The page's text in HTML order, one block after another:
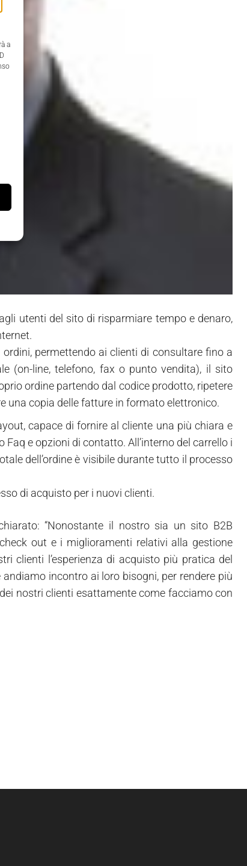
a
utenti del sito di risparmiare tempo e denaro,
permettendo ai clienti di consultare fino a
(on-line, telefono, fax o punto vendita), il sito
ordine partendo dal codice prodotto, ripetere
una copia delle fatture in formato elettronico.
capace di fornire al cliente una più chiara e
e opzioni di contatto. All’interno del carrello i
dell’ordine è visibile durante tutto il processo
di acquisto per i nuovi clienti.
“Nonostante il nostro sia un sito B2B
out e i miglioramenti relativi alla gestione
clienti l’esperienza di acquisto più pratica del
incontro ai loro bisogni, per rendere più
nostri clienti esattamente come facciamo con